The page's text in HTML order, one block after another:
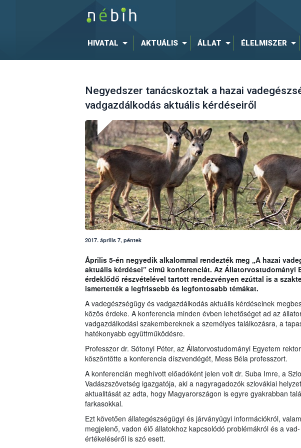
HIVATAL AKTUÁLIS ÁLLAT ÉLELMISZER
Negyedszer tanácskoztak a hazai
vadgazdálkodás aktuális kérdéseiről
2017. április 7, péntek
Április 5-én negyedik alkalommal rendezték meg „A hazai
aktuális kérdései” című konferenciát. Az Állatorvostudományi
érdeklődő részvételével tartott rendezvényen ezúttal is a
ismertették a legfrissebb és legfontosabb témákat.
A vadegészségügy és vadgazdálkodás aktuális kérdéseinek
közös érdeke. A konferencia minden évben lehetőséget ad az
vadgazdálkodási szakembereknek a személyes találkozásra, a
hatékonyabb együttműködésre.
Professzor dr. Sótonyi Péter, az Állatorvostudományi Egyetem
köszöntötte a konferencia díszvendégét, Mess Béla professzort.
A konferencián meghívott előadóként jelen volt dr. Suba Imre, a
Vadászszövetség igazgatója, aki a nagyragadozók szlovákiai
aktualitását az adta, hogy Magyarországon is egyre gyakrabban
farkasokkal.
Ezt követően állategészségügyi és járványügyi információkról,
megjelenő, vadon élő állatokhoz kapcsolódó problémákról és a
értékeléséről is szó esett.